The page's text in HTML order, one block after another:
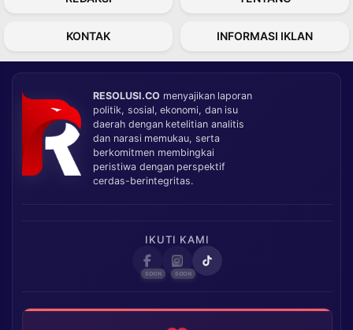
KONTAK INFORMASI IKLAN
RESOLUSI.CO menyajikan laporan
politik, sosial, ekonomi, dan isu
daerah dengan ketelitian analitis
dan narasi memukau, serta
berkomitmen membingkai
peristiwa dengan perspektif
cerdas-berintegritas.
IKUTI KAMI